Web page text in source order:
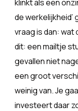
klinkt als een
de
vraag is dan: wat
dit: een mailtje
gevallen niet
een groot
weinig van. Je
investeert daar